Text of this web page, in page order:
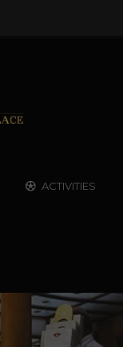
ACTIVITIES